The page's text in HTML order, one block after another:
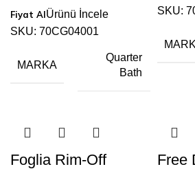
Ürünü İncele
SKU: 70CG04001
MARKA
Quarter
Bath
SKU:
Foglia Rim-Off
Free